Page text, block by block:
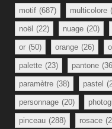
motif (687) multicolore
noël (22) nuage (20)
or (50) orange (26)
palette (23) pantone
paramètre (38) pastel
personnage (20)
pinceau (288) rosace